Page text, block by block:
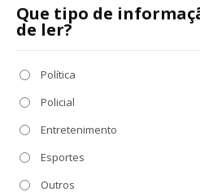
Que tipo de
de ler?
Política
Policial
Entretenimento
Esportes
Outros